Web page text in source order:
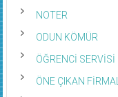
NOTER
ODUN KÖMÜR
ÖĞRENCİ SERVİSİ
ÖNE ÇIKAN